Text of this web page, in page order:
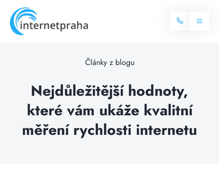
content
Toggle
Internet
Balíčky internetu
Více o internetu
Televize
Články z blogu
Nejdůležitější hodnoty,
které vám ukáže kvalitní
měření rychlosti internetu